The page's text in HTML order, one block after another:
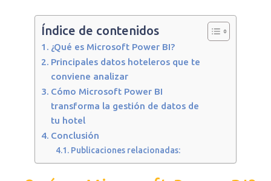
Índice de contenidos
¿Qué es Microsoft Power BI?
Principales datos hoteleros que te
conviene analizar
Cómo Microsoft Power BI
transforma la gestión de datos de
tu hotel
Conclusión
Publicaciones relacionadas: